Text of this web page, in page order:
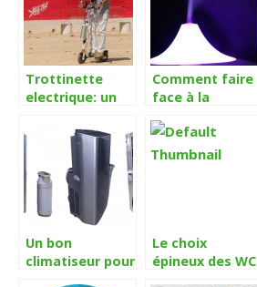
sans stress
Trottinette
electrique: un
tous les jours
Comment faire
face à la
accablante de
l’été avec
Un bon
climatiseur pour
Le choix
épineux des WC